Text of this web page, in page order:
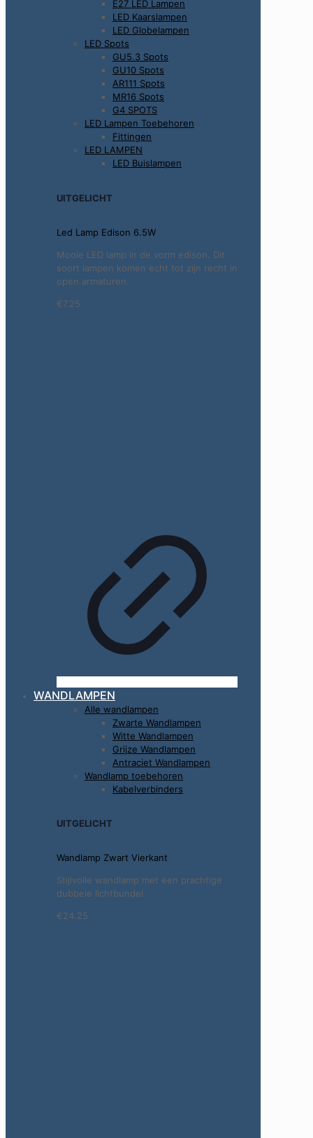
E27 LED Lampen
LED Kaarslampen
LED Globelampen
LED Spots
GU5.3 Spots
GU10 Spots
AR111 Spots
MR16 Spots
G4 SPOTS
LED Lampen Toebehoren
Fittingen
LED LAMPEN
LED Buislampen
UITGELICHT
Led Lamp Edison 6.5W
Mooie LED lamp in de vorm edison. Dit
soort lampen komen echt tot zijn recht in
open armaturen.
€7.25
WANDLAMPEN
Alle wandlampen
Zwarte Wandlampen
Witte Wandlampen
Grijze Wandlampen
Antraciet Wandlampen
Wandlamp toebehoren
Kabelverbinders
UITGELICHT
Wandlamp Zwart Vierkant
Stijlvolle wandlamp met een prachtige
dubbele lichtbundel.
€24.25